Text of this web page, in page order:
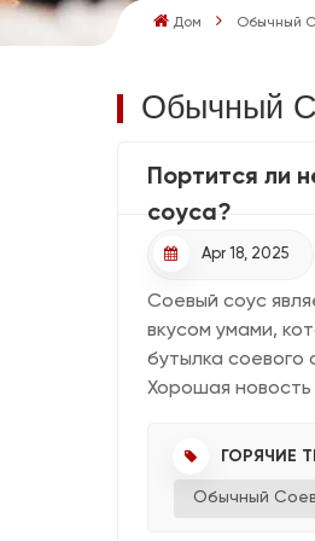
Дом Обычный
Обычный
Портится ли
соуса?
Apr 18, 2025
Соевый соус
вкусом умами,
бутылка соевого
Хорошая новость
ГОРЯЧИЕ
Обычный